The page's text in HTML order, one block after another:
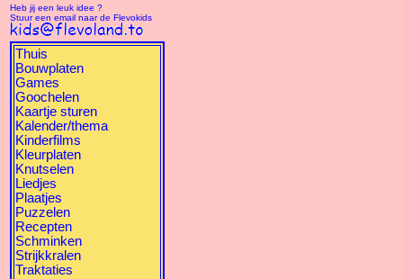
Heb jij een leuk idee ?
Stuur een email naar de Flevokids
Thuis
Bouwplaten
Games
Goochelen
Kaartje sturen
Kalender/thema
Kinderfilms
Kleurplaten
Knutselen
Liedjes
Plaatjes
Puzzelen
Recepten
Schminken
Strijkkralen
Traktaties